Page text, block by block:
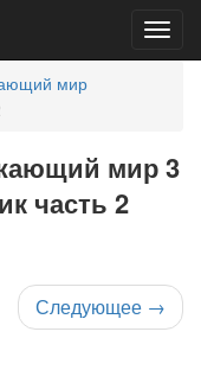
мир
мир 3
часть 2
Следующее →